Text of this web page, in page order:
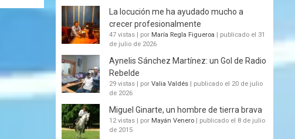
La locución me ha ayudado mucho a
crecer profesionalmente
47 vistas | por María Regla Figueroa | publicado el 31
de julio de 2026
Aynelis Sánchez Martínez: un Gol de Radio
Rebelde
29 vistas | por Valia Valdés | publicado el 20 de julio
de 2026
Miguel Ginarte, un hombre de tierra brava
12 vistas | por Mayán Venero | publicado el 8 de julio
de 2015